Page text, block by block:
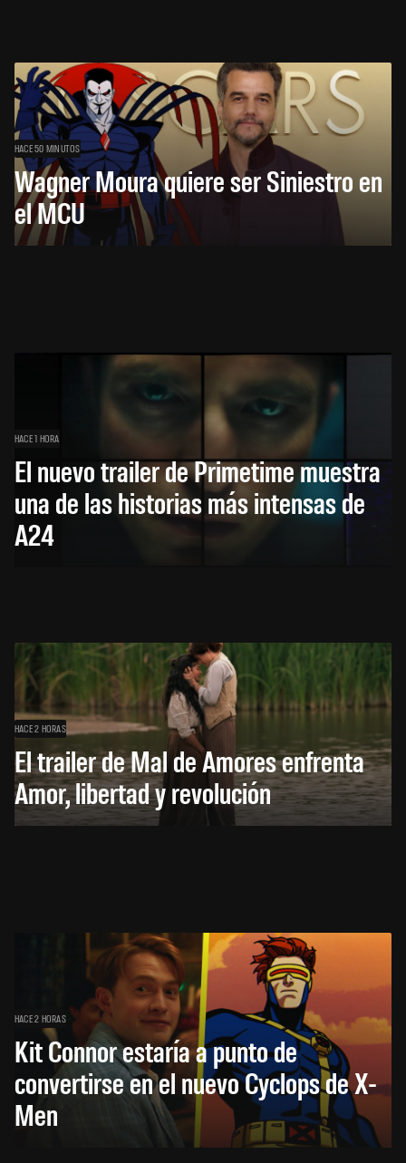
HACE 50 MINUTOS
Wagner Moura quiere ser Siniestro en
el MCU
HACE 1 HORA
El nuevo trailer de Primetime muestra
una de las historias más intensas de
A24
HACE 2 HORAS
El trailer de Mal de Amores enfrenta
Amor, libertad y revolución
HACE 2 HORAS
Kit Connor estaría a punto de
convertirse en el nuevo Cyclops de X-
Men